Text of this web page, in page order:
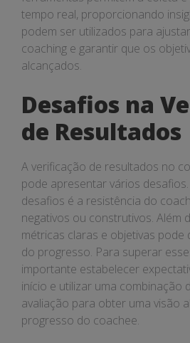
tempo real, proporcionando
podem ser utilizados para
coaching e garantir que os
alcançados.
Desafios na
de Resultados
A verificação de resultados no
pode apresentar vários
desafios é a resistência do
negativos ou construtivos. Além
métricas claras e objetivas pode
do progresso. Para superar
importante estabelecer
início e utilizar uma combinação
avaliação para obter uma visão
progresso do coachee.